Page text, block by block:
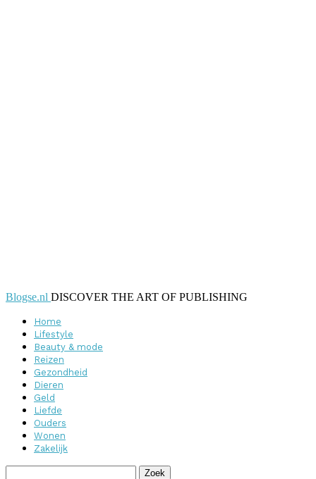
Blogse.nl DISCOVER THE ART OF PUBLISHING
Home
Lifestyle
Beauty & mode
Reizen
Gezondheid
Dieren
Geld
Liefde
Ouders
Wonen
Zakelijk